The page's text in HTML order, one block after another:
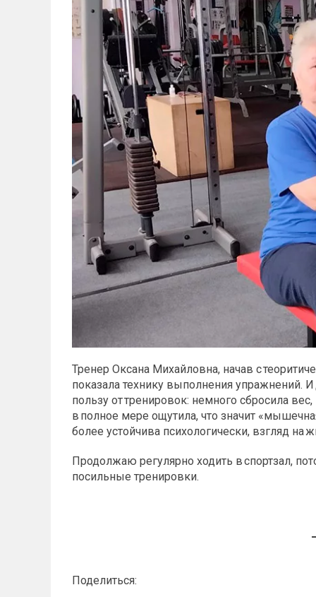
Тренер Оксана Михайловна, начав с
показала технику выполнения упражнений.
пользу от тренировок: немного сбросила
в полное мере ощутила, что значит
более устойчива психологически, взгляд на
Продолжаю регулярно ходить в спортзал,
посильные тренировки.
Поделиться: